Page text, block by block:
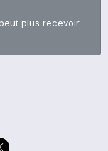
plus recevoir